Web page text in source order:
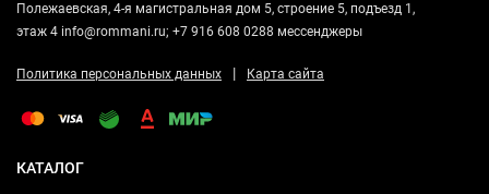
Полежаевская, 4-я магистральная дом 5, строение 5, подъезд 1,
этаж 4 info@rommani.ru; +7 916 608 0288 мессенджеры
Политика персональных данных | Карта сайта
КАТАЛОГ